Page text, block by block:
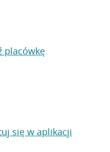
placówkę
się w aplikacji